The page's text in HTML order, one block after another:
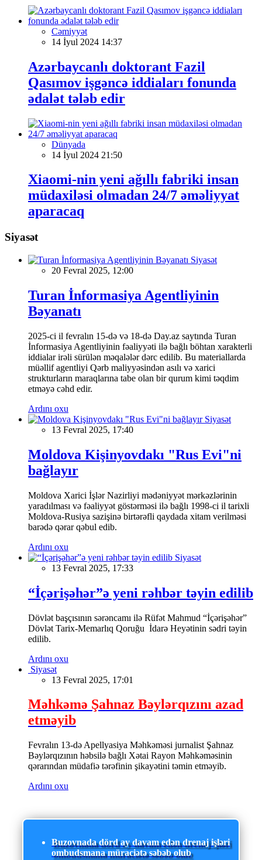
Cəmiyyət
14 İyul 2024 14:37
Azərbaycanlı doktorant Fazil
Qasımov işgəncə iddiaları fonunda
ədalət tələb edir
Dünyada
14 İyul 2024 21:50
Xiaomi-nin yeni ağıllı fabriki insan
müdaxiləsi olmadan 24/7 əməliyyat
aparacaq
Siyasət
Siyasət
20 Fevral 2025, 12:00
Turan İnformasiya Agentliyinin
Bəyanatı
2025-ci il fevralın 15-də və 18-də Day.az saytında Turan
İnformasiya Agentliyinin fəaliyyəti ilə bağlı böhtan xarakterli
iddialar irəli sürülən məqalələr dərc edilib. Bu materiallarda
müəllif agentliyi Qərb maliyyəsindən asılı və xarici
strukturların maraqlarına tabe olan bir qurum kimi təqdim
etməyə cəhd edir.
Ardını oxu
Siyasət
13 Fevral 2025, 17:40
Moldova Kişinyovdakı "Rus Evi"ni
bağlayır
Moldova Xarici İşlər Nazirliyi mədəniyyət mərkəzlərinin
yaradılması və fəaliyyət göstərməsi ilə bağlı 1998-ci il tarixli
Moldova-Rusiya sazişinə birtərəfli qaydada xitam verilməsi
barədə qərar qəbul edib.
Ardını oxu
Siyasət
13 Fevral 2025, 17:33
“İçərişəhər”ə yeni rəhbər təyin edilib
Dövlət başçısının sərəncamı ilə Rüfət Mahmud “İçərişəhər”
Dövlət Tarix-Memarlıq Qoruğu İdarə Heyətinin sədri təyin
edilib.
Ardını oxu
Siyasət
13 Fevral 2025, 17:01
Məhkəmə Şahnaz Bəylərqızını azad
etməyib
Fevralın 13-də Apellyasiya Məhkəməsi jurnalist Şahnaz
Bəylərqızının həbsilə bağlı Xətai Rayon Məhkəməsinin
qərarından müdafiə tərəfinin şikayətini təmin etməyib.
Ardını oxu
Buzovnada dörd ay davam edən drenaj işləri
ombudsmana müraciətə səbəb olub